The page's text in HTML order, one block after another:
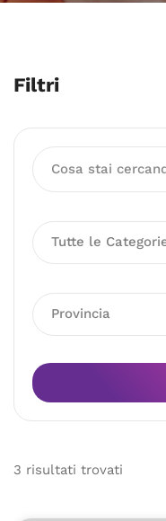
Filtri
Tutte le
Provincia
3 risultati trovati